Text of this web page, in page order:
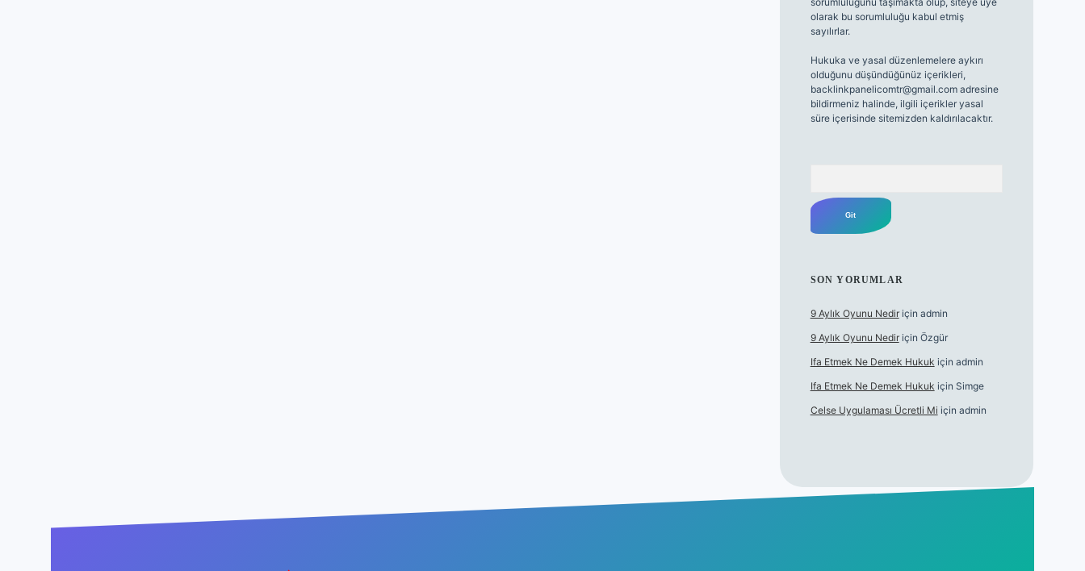
olarak bu sorumluluğu kabul etmiş
sayılırlar.
Hukuka ve yasal düzenlemelere aykırı
olduğunu düşündüğünüz içerikleri,
backlinkpanelicomtr@gmail.comadresine
bildirmeniz halinde, ilgili içerikler yasal
süre içerisinde sitemizden kaldırılacaktır.
SON YORUMLAR
9 Aylık Oyunu Nediriçin admin
9 Aylık Oyunu Nediriçin Özgür
Ifa Etmek Ne Demek Hukuk için admin
Ifa Etmek Ne Demek Hukuk için Simge
Celse Uygulaması Ücretli Mi için admin